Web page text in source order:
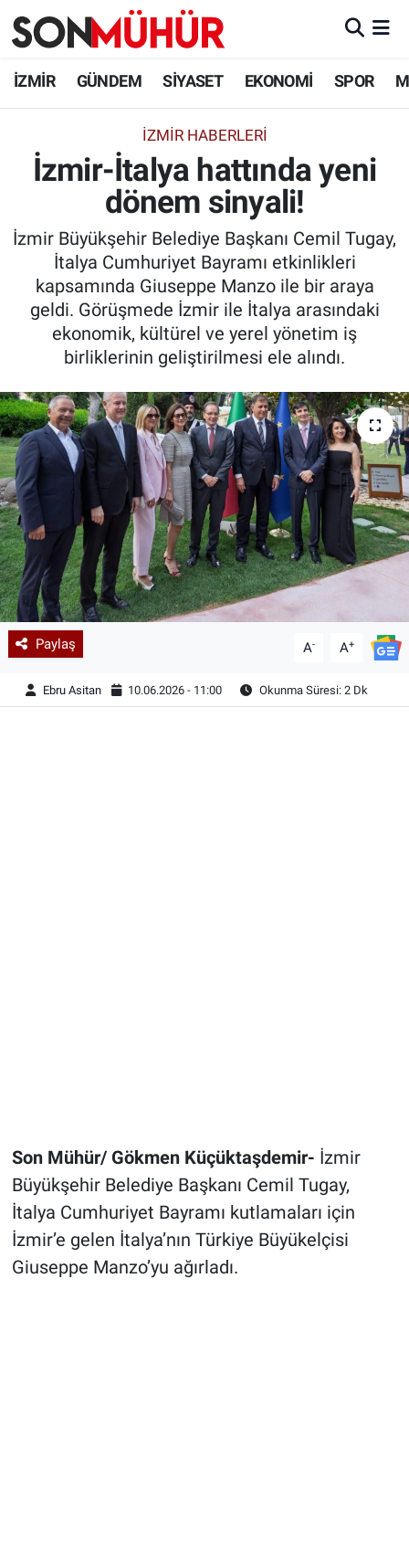
İZMİR GÜNDEM SİYASET EKONOMİ SPOR
İZMIR HABERLERI
İzmir-İtalya hattında yeni
dönem sinyali!
İzmir Büyükşehir Belediye Başkanı Cemil Tugay,
İtalya Cumhuriyet Bayramı etkinlikleri
kapsamında Giuseppe Manzo ile bir araya
geldi. Görüşmede İzmir ile İtalya arasındaki
ekonomik, kültürel ve yerel yönetim iş
birliklerinin geliştirilmesi ele alındı.
Paylaş A- A+
Ebru Asitan 10.06.2026 - 11:00 Okunma Süresi: 2 Dk
Son Mühür/ Gökmen Küçüktaşdemir- İzmir
Büyükşehir Belediye Başkanı Cemil Tugay,
İtalya Cumhuriyet Bayramı kutlamaları için
İzmir’e gelen İtalya’nın Türkiye Büyükelçisi
Giuseppe Manzo’yu ağırladı.
İzmir Nöbetçi Eczaneler
İzmir Namaz Vakitleri
İzmir Trafik Yoğunluk Haritası
Süper Lig Puan Durumu ve Fikstür
Tüm Manşetler
Son Dakika Haberleri
Haber Arşivi